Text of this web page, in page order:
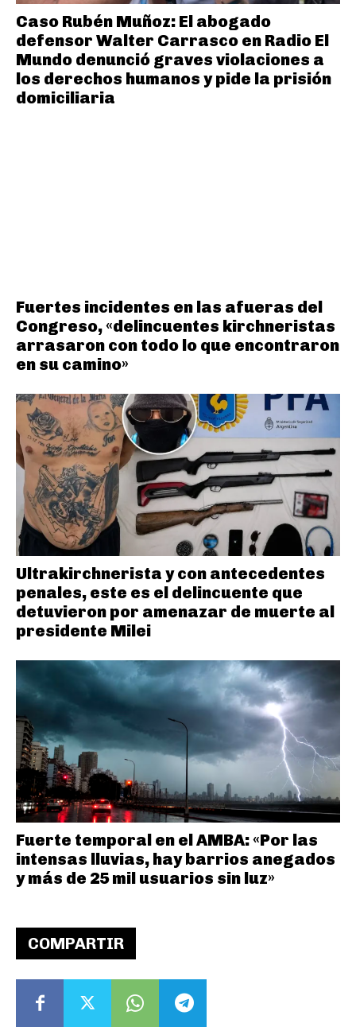
COMPARTIR
Caso Rubén Muñoz: El abogado
defensor Walter Carrasco en Radio El
Mundo denunció graves violaciones a
los derechos humanos y pide la prisión
domiciliaria
Fuertes incidentes en las afueras del
Congreso, «delincuentes kirchneristas
arrasaron con todo lo que encontraron
en su camino»
Ultrakirchnerista y con antecedentes
penales, este es el delincuente que
detuvieron por amenazar de muerte al
presidente Milei
Fuerte temporal en el AMBA: «Por las
intensas lluvias, hay barrios anegados
y más de 25 mil usuarios sin luz»